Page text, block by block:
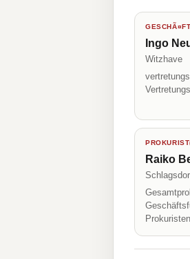
Ingo
Witzhave
Raiko
Prokuristen